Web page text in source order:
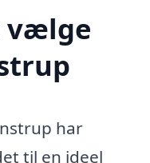
vælge
har
til en ideel